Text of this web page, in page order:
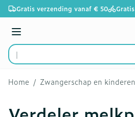
Ga naar de inhoud
Gratis verzending vanaf € 50
Menu
Product, merk, categorie...
Home / Zwangerschap en kinderen